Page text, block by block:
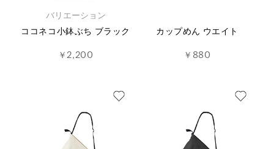
バリエーション
ココネコ小鉢ぶち ブラック
￥2,200
カップめん ウエイト
￥880